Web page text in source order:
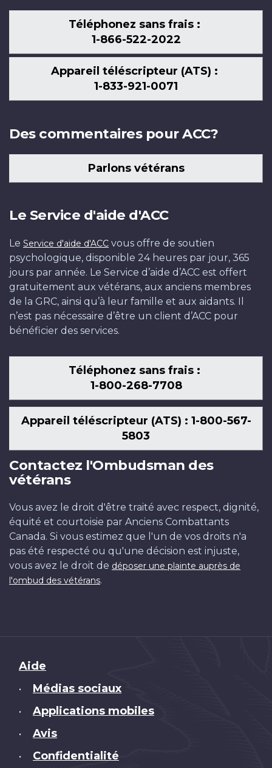
Téléphonez sans frais :
1-866-522-2022
Appareil téléscripteur (ATS) :
1-833-921-0071
Des commentaires pour ACC?
Parlons vétérans
Le Service d'aide d'ACC
Le Service d'aide d'ACC vous offre de soutien
psychologique, disponible 24 heures par jour, 365
jours par année. Le Service d’aide d’ACC est offert
gratuitement aux vétérans, aux anciens membres
de la GRC, ainsi qu’à leur famille et aux aidants. Il
n’est pas nécessaire d’être un client d’ACC pour
bénéficier des services.
Téléphonez sans frais :
1-800-268-7708
Appareil téléscripteur (ATS) : 1-800-567-
5803
Contactez l'Ombudsman des
vétérans
Vous avez le droit d'être traité avec respect, dignité,
équité et courtoisie par Anciens Combattants
Canada. Si vous estimez que l'un de vos droits n'a
pas été respecté ou qu'une décision est injuste,
vous avez le droit de déposer une plainte auprès de
l'ombud des vétérans.
Brand
Aide
• Médias sociaux
• Applications mobiles
• Avis
• Confidentialité